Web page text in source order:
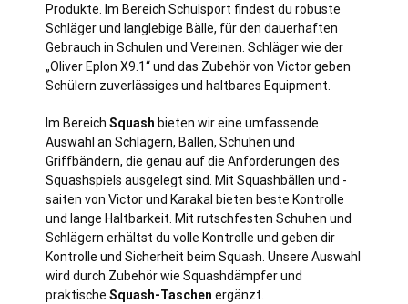
Produkte. Im Bereich Schulsport findest du robuste
Schläger und langlebige Bälle, für den dauerhaften
Gebrauch in Schulen und Vereinen. Schläger wie der
„Oliver Eplon X9.1“ und das Zubehör von Victor geben
Schülern zuverlässiges und haltbares Equipment.
Im Bereich Squash bieten wir eine umfassende
Auswahl an Schlägern, Bällen, Schuhen und
Griffbändern, die genau auf die Anforderungen des
Squashspiels ausgelegt sind. Mit Squashbällen und -
saiten von Victor und Karakal bieten beste Kontrolle
und lange Haltbarkeit. Mit rutschfesten Schuhen und
Schlägern erhältst du volle Kontrolle und geben dir
Kontrolle und Sicherheit beim Squash. Unsere Auswahl
wird durch Zubehör wie Squashdämpfer und
praktische Squash-Taschen ergänzt.